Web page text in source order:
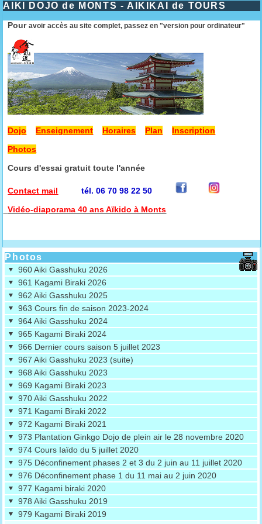
AIKI DOJO de MONTS - AIKIKAI de TOURS
Pouravoir accès au site complet, passez en "version pour ordinateur"
Dojo Enseignement Horaires Plan
Inscription
Photos
Cours d'essai gratuit toute l'année
Contact mail
tél. 06 70 98 22 50
Vidéo-diaporama 40 ans Aïkido à Monts
Photos
960 Aiki Gasshuku 2026
961 Kagami Biraki 2026
962 Aiki Gasshuku 2025
963 Cours fin de saison 2023-2024
964 Aiki Gasshuku 2024
965 Kagami Biraki 2024
966 Dernier cours saison 5 juillet 2023
967 Aiki Gasshuku 2023 (suite)
968 Aiki Gasshuku 2023
969 Kagami Biraki 2023
970 Aiki Gasshuku 2022
971 Kagami Biraki 2022
972 Kagami Biraki 2021
973 Plantation Ginkgo Dojo de plein air le 28 novembre 2020
974 Cours Iaïdo du 5 juillet 2020
975 Déconfinement phases 2 et 3 du 2 juin au 11 juillet 2020
976 Déconfinement phase 1 du 11 mai au 2 juin 2020
977 Kagami biraki 2020
978 Aiki Gasshuku 2019
979 Kagami Biraki 2019